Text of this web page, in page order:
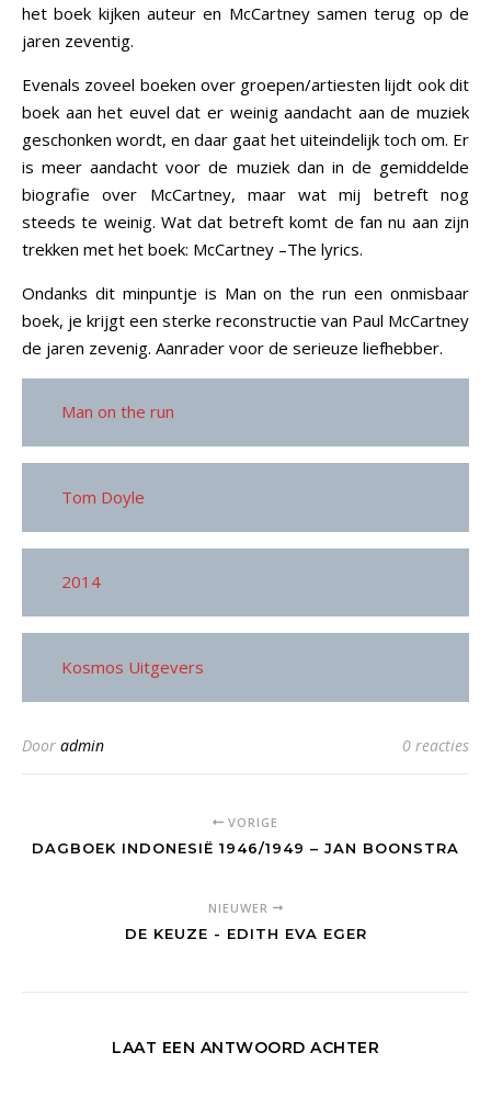
het boek kijken auteur en McCartney samen terug op de
jaren zeventig.
Evenals zoveel boeken over groepen/artiesten lijdt ook dit
boek aan het euvel dat er weinig aandacht aan de muziek
geschonken wordt, en daar gaat het uiteindelijk toch om. Er
is meer aandacht voor de muziek dan in de gemiddelde
biografie over McCartney, maar wat mij betreft nog
steeds te weinig. Wat dat betreft komt de fan nu aan zijn
trekken met het boek: McCartney –The lyrics.
Ondanks dit minpuntje is Man on the run een onmisbaar
boek, je krijgt een sterke reconstructie van Paul McCartney
de jaren zevenig. Aanrader voor de serieuze liefhebber.
Man on the run
Tom Doyle
2014
Kosmos Uitgevers
Door admin 0 reacties
VORIGE
DAGBOEK INDONESIË 1946/1949 – JAN BOONSTRA
NIEUWER
DE KEUZE - EDITH EVA EGER
LAAT EEN ANTWOORD ACHTER